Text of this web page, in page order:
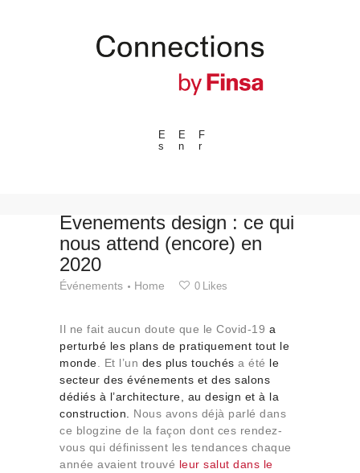
E
s
E
n
F
r
---ENLACES---
Événements
Espaces
Matériels
Technologie
Collaborations
Qui sommes-nous
Contact
Évenements design : ce qui
nous attend (encore) en
2020
Événements Home 0 Likes
Il ne fait aucun doute que le Covid-19 a
perturbé les plans de pratiquement tout le
monde . Et l’un des plus touchés a été le
secteur des événements et des salons
dédiés à l’architecture, au design et à la
construction.
Nous avons déjà parlé dans
ce blogzine de la façon dont ces rendez-
vous qui définissent les tendances chaque
année avaient trouvé leur salut dans le